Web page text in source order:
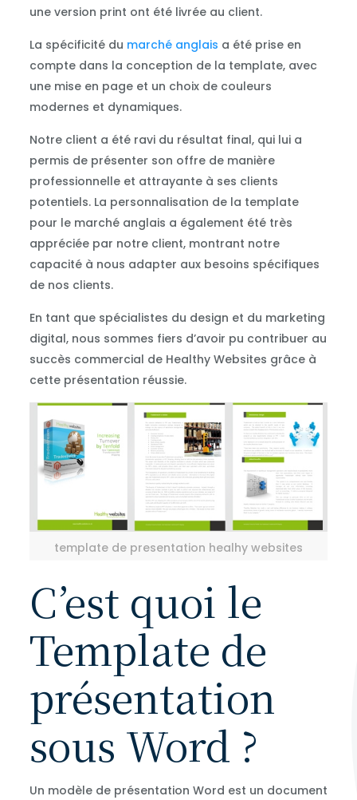
une version print ont été livrée au client.
La spécificité du marché anglais a été prise en
compte dans la conception de la template, avec
une mise en page et un choix de couleurs
modernes et dynamiques.
Notre client a été ravi du résultat final, qui lui a
permis de présenter son offre de manière
professionnelle et attrayante à ses clients
potentiels. La personnalisation de la template
pour le marché anglais a également été très
appréciée par notre client, montrant notre
capacité à nous adapter aux besoins spécifiques
de nos clients.
En tant que spécialistes du design et du marketing
digital, nous sommes fiers d’avoir pu contribuer au
succès commercial de Healthy Websites grâce à
cette présentation réussie.
template de presentation healhy websites
C’est quoi le
Template de
présentation
sous Word ?
Un modèle de présentation Word est un document